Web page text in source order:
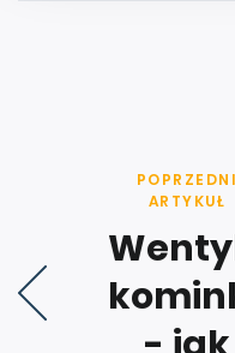
POPRZEDNI
ARTYKUŁ